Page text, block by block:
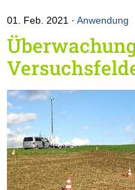
01. Feb. 2021 Anwendung